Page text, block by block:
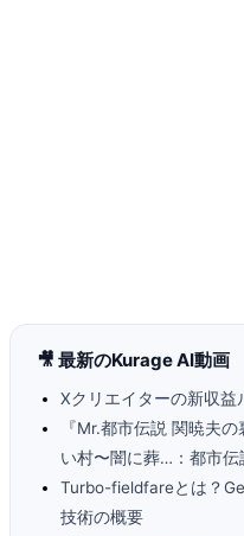
🎥 最新のKurage AI動画
Xクリエイターの新収
『Mr.都市伝説 関暁夫
い村〜闇に葬…：都市
Turbo-fieldfareとは？
技術の概要